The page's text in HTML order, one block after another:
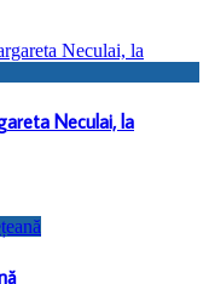
Neculai, la